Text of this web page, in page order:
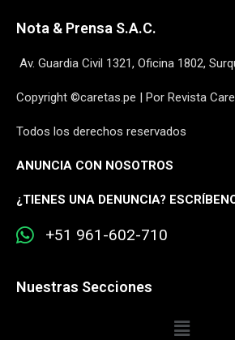
Nota & Prensa S.A.C.
Av. Guardia Civil 1321, Oficina 1802,
Copyright ©caretas.pe | Por Revista
Todos los derechos reservados
ANUNCIA CON NOSOTROS
¿TIENES UNA DENUNCIA?
+51 961-602-710
Nuestras Secciones